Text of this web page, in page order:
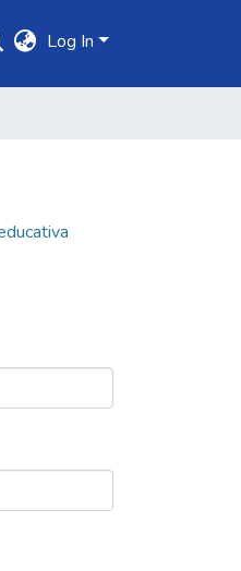
Log In